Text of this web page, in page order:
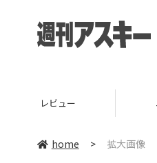
レビュー
home > 拡大画像